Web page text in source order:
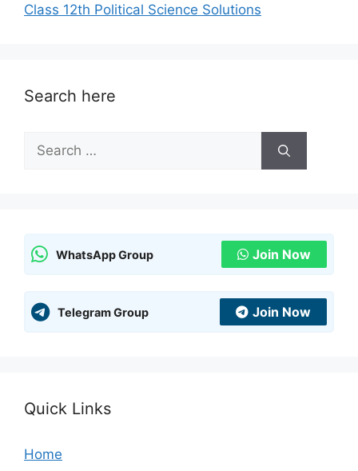
Class 12th Political Science Solutions
Search here
Search
for:
WhatsApp Group Join Now
Telegram Group Join Now
Quick Links
Home